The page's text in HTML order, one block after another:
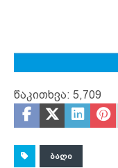
წაკითხვა: 5,709
ᲑᲐᲦᲘ